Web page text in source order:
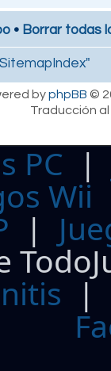
• Borrar todas
byphpBB ©
Traducción
PC
Wii
|
|